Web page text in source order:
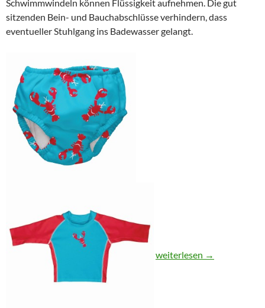
Schwimmwindeln können Flüssigkeit aufnehmen. Die gut
sitzenden Bein- und Bauchabschlüsse verhindern, dass
eventueller Stuhlgang ins Badewasser gelangt.
weiterlesen →